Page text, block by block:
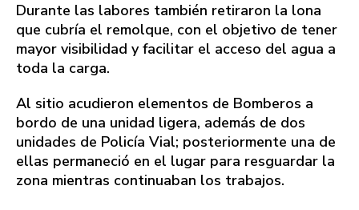
Durante las labores también retiraron la lona
que cubría el remolque, con el objetivo de tener
mayor visibilidad y facilitar el acceso del agua a
toda la carga.
Al sitio acudieron elementos de Bomberos a
bordo de una unidad ligera, además de dos
unidades de Policía Vial; posteriormente una de
ellas permaneció en el lugar para resguardar la
zona mientras continuaban los trabajos.